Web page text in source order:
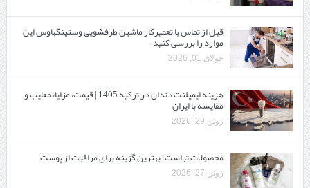
قبل از تماس با تعمیرکار ماشین ظرفشویی وستینگهاوس این
موارد را بررسی کنید
جولای 01, 2026
هزینه ایمپلنت دندان در ترکیه 1405 | قیمت، مزایا، معایب و
مقایسه با ایران
ژوئن 29, 2026
محصولات تراست؛ بهترین گزینه برای مراقبت از پوست
ژوئن 27, 2026